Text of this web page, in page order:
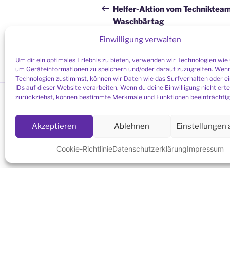
Einwilligung verwalten
Um dir ein optimales Erlebnis zu bieten, verwenden wir Technologien wie
um Geräteinformationen zu speichern und/oder darauf zuzugreifen.
Technologien zustimmst, können wir Daten wie das Surfverhalten oder
IDs auf dieser Website verarbeiten. Wenn du deine Einwilligung nicht
zurückziehst, können bestimmte Merkmale und Funktionen
Akzeptieren Ablehnen Einstellungen
Cookie-RichtlinieDatenschutzerklärungImpressum
Beitrag
Helfer-Aktion vom
Waschbärtag
(das Passwort erhalten Sieper E-Mail